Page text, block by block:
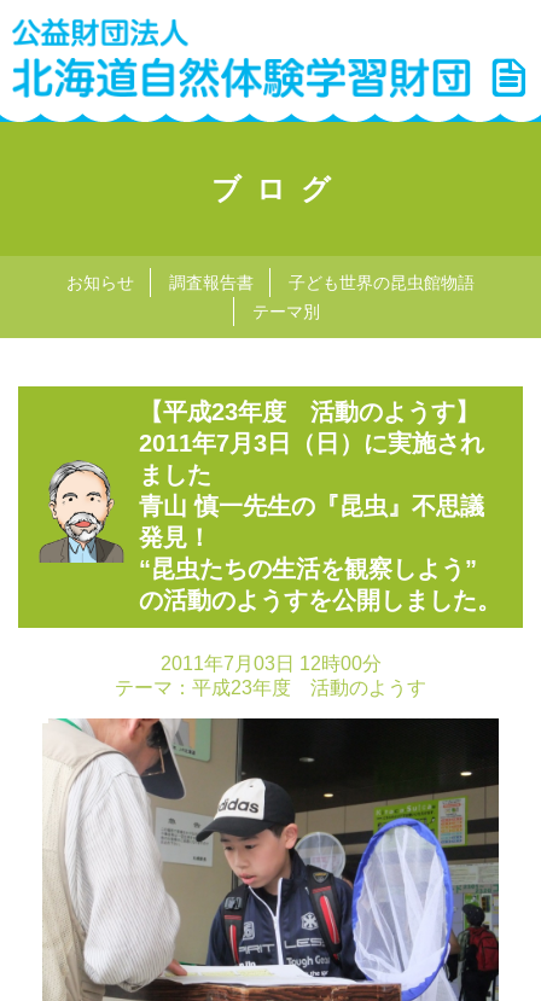
ブログ
お知らせ 調査報告書
子ども世界の昆虫館物語
テーマ別
【平成23年度 活動のようす】
2011年7月3日（日）に実施され
ました
青山 慎一先生の『昆虫』不思議
発見！
“昆虫たちの生活を観察しよう”
の活動のようすを公開しました。
2011年7月03日 12時00分
テーマ： 平成23年度 活動のようす